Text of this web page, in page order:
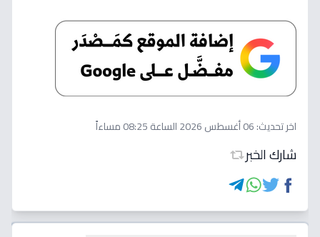
اخر تحديث:06 أغسطس 2026 الساعة 08:25 مساءاً
شارك الخبر